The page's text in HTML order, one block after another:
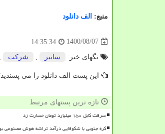
منبع: الف دانلود
1400/08/07
14:35:34
تگهای خبر: سایبر شركت
این پست الف دانلود را می
تازه ترین پستهای مرتبط
سرقت کابل ۱۵۰ میلیارد تومان خسارت زد
کره جنوبی با شکوفایی درآمد تراشه هوش مصنوعی